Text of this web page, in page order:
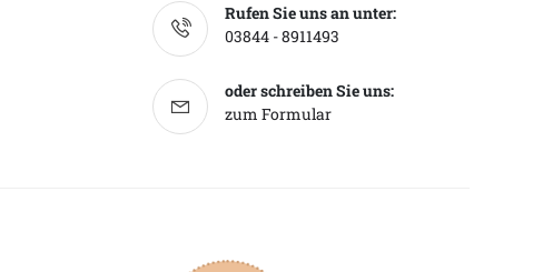
Rufen Sie uns an unter:
03844 - 8911493
oder schreiben Sie uns:
zum Formular